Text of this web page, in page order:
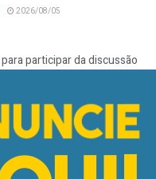
2026/08/05
para participar da discussão